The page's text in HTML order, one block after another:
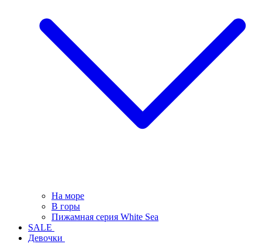
На море
В горы
Пижамная серия White Sea
SALE
Девочки